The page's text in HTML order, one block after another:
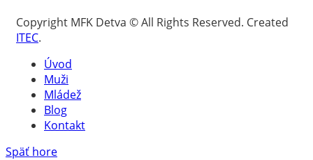
Copyright MFK Detva © All Rights Reserved. Created
ITEC.
Úvod
Muži
Mládež
Blog
Kontakt
Späť hore